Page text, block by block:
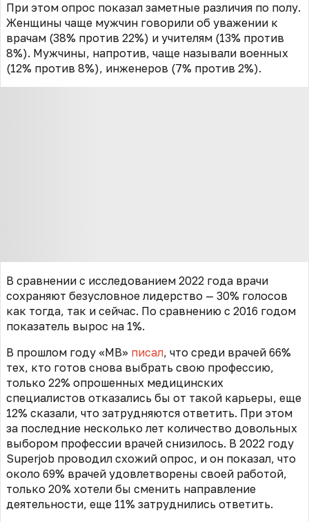
При этом опрос показал заметные различия по полу.
Женщины чаще мужчин говорили об уважении к
врачам (38% против 22%) и учителям (13% против
8%). Мужчины, напротив, чаще называли военных
(12% против 8%), инженеров (7% против 2%).
В сравнении с исследованием 2022 года врачи
сохраняют безусловное лидерство — 30% голосов
как тогда, так и сейчас. По сравнению с 2016 годом
показатель вырос на 1%.
В прошлом году «МВ» писал, что среди врачей 66%
тех, кто готов снова выбрать свою профессию,
только 22% опрошенных медицинских
специалистов отказались бы от такой карьеры, еще
12% сказали, что затрудняются ответить. При этом
за последние несколько лет количество довольных
выбором профессии врачей снизилось. В 2022 году
Superjob проводил схожий опрос, и он показал, что
около 69% врачей удовлетворены своей работой,
только 20% хотели бы сменить направление
деятельности, еще 11% затруднились ответить.